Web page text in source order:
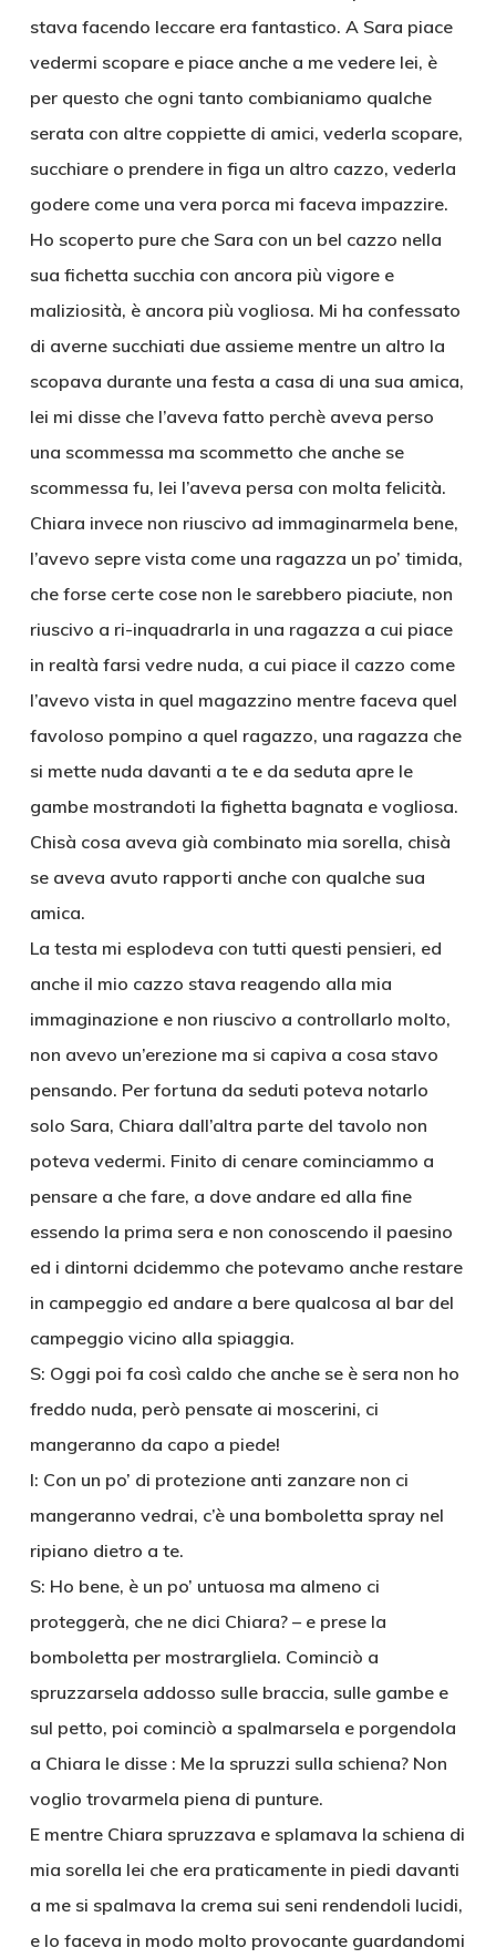
stava facendo leccare era fantastico. A Sara piace
vedermi scopare e piace anche a me vedere lei, è
per questo che ogni tanto combianiamo qualche
serata con altre coppiette di amici, vederla scopare,
succhiare o prendere in figa un altro cazzo, vederla
godere come una vera porca mi faceva impazzire.
Ho scoperto pure che Sara con un bel cazzo nella
sua fichetta succhia con ancora più vigore e
maliziosità, è ancora più vogliosa. Mi ha confessato
di averne succhiati due assieme mentre un altro la
scopava durante una festa a casa di una sua amica,
lei mi disse che l’aveva fatto perchè aveva perso
una scommessa ma scommetto che anche se
scommessa fu, lei l’aveva persa con molta felicità.
Chiara invece non riuscivo ad immaginarmela bene,
l’avevo sepre vista come una ragazza un po’ timida,
che forse certe cose non le sarebbero piaciute, non
riuscivo a ri-inquadrarla in una ragazza a cui piace
in realtà farsi vedre nuda, a cui piace il cazzo come
l’avevo vista in quel magazzino mentre faceva quel
favoloso pompino a quel ragazzo, una ragazza che
si mette nuda davanti a te e da seduta apre le
gambe mostrandoti la fighetta bagnata e vogliosa.
Chisà cosa aveva già combinato mia sorella, chisà
se aveva avuto rapporti anche con qualche sua
amica.
La testa mi esplodeva con tutti questi pensieri, ed
anche il mio cazzo stava reagendo alla mia
immaginazione e non riuscivo a controllarlo molto,
non avevo un’erezione ma si capiva a cosa stavo
pensando. Per fortuna da seduti poteva notarlo
solo Sara, Chiara dall’altra parte del tavolo non
poteva vedermi. Finito di cenare cominciammo a
pensare a che fare, a dove andare ed alla fine
essendo la prima sera e non conoscendo il paesino
ed i dintorni dcidemmo che potevamo anche restare
in campeggio ed andare a bere qualcosa al bar del
campeggio vicino alla spiaggia.
S: Oggi poi fa così caldo che anche se è sera non ho
freddo nuda, però pensate ai moscerini, ci
mangeranno da capo a piede!
I: Con un po’ di protezione anti zanzare non ci
mangeranno vedrai, c’è una bomboletta spray nel
ripiano dietro a te.
S: Ho bene, è un po’ untuosa ma almeno ci
proteggerà, che ne dici Chiara? – e prese la
bomboletta per mostrargliela. Cominciò a
spruzzarsela addosso sulle braccia, sulle gambe e
sul petto, poi cominciò a spalmarsela e porgendola
a Chiara le disse : Me la spruzzi sulla schiena? Non
voglio trovarmela piena di punture.
E mentre Chiara spruzzava e splamava la schiena di
mia sorella lei che era praticamente in piedi davanti
a me si spalmava la crema sui seni rendendoli lucidi,
e lo faceva in modo molto provocante guardandomi